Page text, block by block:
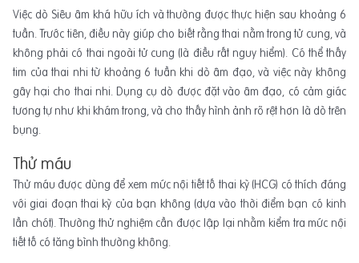
Việc dò Siêu âm khá hữu ích và thường được thực hiện sau khoảng 6
tuần. Trước tiên, điều này giúp cho biết rằng thai nằm trong tử cung, và
không phải có thai ngoài tử cung (là điều rất nguy hiểm). Có thể thấy
tim của thai nhi từ khoảng 6 tuần khi dò âm đạo, và việc này không
gây hại cho thai nhi. Dụng cụ dò được đặt vào âm đạo, có cảm giác
tương tự như khi khám trong, và cho thấy hình ảnh rõ rệt hơn là dò trên
bụng.
Thử máu
Thử máu được dùng để xem mức nội tiết tố thai kỳ (HCG) có thích đáng
với giai đoạn thai kỳ của bạn không (dựa vào thời điểm bạn có kinh
lần chót). Thường thử nghiệm cần được lập lại nhằm kiểm tra mức nội
tiết tố có tăng bình thường không.